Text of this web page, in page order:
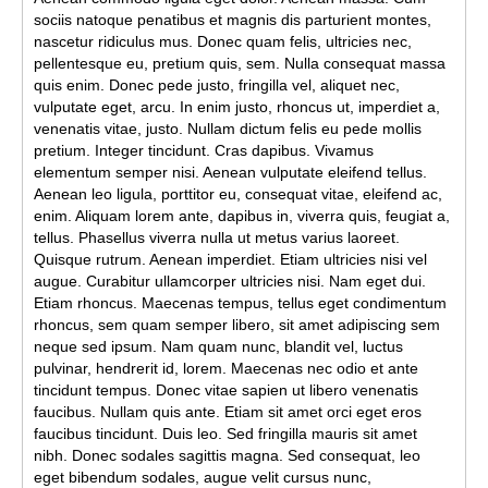
sociis natoque penatibus et magnis dis parturient montes,
nascetur ridiculus mus. Donec quam felis, ultricies nec,
pellentesque eu, pretium quis, sem. Nulla consequat massa
quis enim. Donec pede justo, fringilla vel, aliquet nec,
vulputate eget, arcu. In enim justo, rhoncus ut, imperdiet a,
venenatis vitae, justo. Nullam dictum felis eu pede mollis
pretium. Integer tincidunt. Cras dapibus. Vivamus
elementum semper nisi. Aenean vulputate eleifend tellus.
Aenean leo ligula, porttitor eu, consequat vitae, eleifend ac,
enim. Aliquam lorem ante, dapibus in, viverra quis, feugiat a,
tellus. Phasellus viverra nulla ut metus varius laoreet.
Quisque rutrum. Aenean imperdiet. Etiam ultricies nisi vel
augue. Curabitur ullamcorper ultricies nisi. Nam eget dui.
Etiam rhoncus. Maecenas tempus, tellus eget condimentum
rhoncus, sem quam semper libero, sit amet adipiscing sem
neque sed ipsum. Nam quam nunc, blandit vel, luctus
pulvinar, hendrerit id, lorem. Maecenas nec odio et ante
tincidunt tempus. Donec vitae sapien ut libero venenatis
faucibus. Nullam quis ante. Etiam sit amet orci eget eros
faucibus tincidunt. Duis leo. Sed fringilla mauris sit amet
nibh. Donec sodales sagittis magna. Sed consequat, leo
eget bibendum sodales, augue velit cursus nunc,